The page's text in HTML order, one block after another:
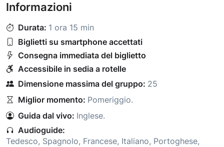
Informazioni
Durata: 1 ora 15 min
Biglietti su smartphone accettati
Consegna immediata del biglietto
Accessibile in sedia a rotelle
Dimensione massima del gruppo: 25
Miglior momento: Pomeriggio.
Guida dal vivo: Inglese.
Audioguide:
Tedesco, Spagnolo, Francese, Italiano, Portoghese,